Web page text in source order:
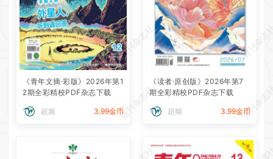
《青年文摘·彩版》2026年第1
2期全彩精校PDF杂志下载
超频 3.99金币
《读者·原创版》2026年第7
期全彩精校PDF杂志下载
超频 3.99金币
微刊杂志社
微刊杂
微刊杂志社
微刊杂